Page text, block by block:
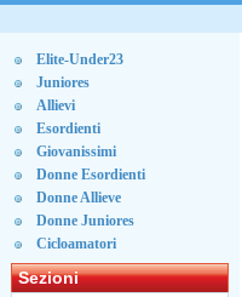
Elite-Under23
Juniores
Allievi
Esordienti
Giovanissimi
Donne Esordienti
Donne Allieve
Donne Juniores
Cicloamatori
Sezioni